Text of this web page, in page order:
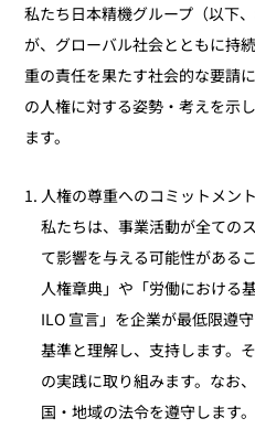
私たち日本精機グループ（以下
が、グローバル社会とともに持
重の責任を果たす社会的な要請
の人権に対する姿勢・考えを示
ます。
人権の尊重へのコミットメント
私たちは、事業活動が全ての
て影響を与える可能性がある
人権章典」や「労働における
ILO 宣言」を企業が最低限遵
基準と理解し、支持します。
の実践に取り組みます。なお
国・地域の法令を遵守します